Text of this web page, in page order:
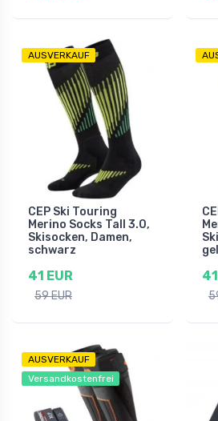
AUSVERKAUF
CEP Ski Touring
Merino Socks Tall 3.0,
Skisocken, Damen,
schwarz
41 EUR
59 EUR
AUSVERKAUF
Versandkostenfrei